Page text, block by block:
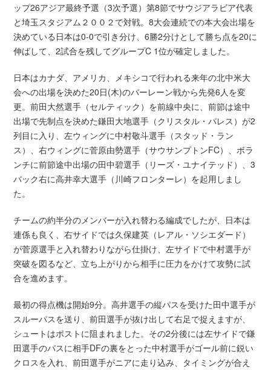
ップ26アジア最終予選（3次予選）第8節でサウジアラビア代表
と埼玉スタジアム２００２で対戦。8大会連続での本大会出場を
決めている日本は0-0で引き分け、6勝2分けとして勝ち点を20に
伸ばして、2試合を残してグループC 1位が確定しました。
日本はカナダ、アメリカ、メキシコで行われる来年の北中米大
会への出場を決めた20日(木)のバーレーン戦から先発6人を変
更。前田大然選手（セルティック）を前線中央に、前節は途中
出場で先制点を決めた鎌田大地選手（クリスタル・パレス）が2
列目に入り、左ウィングに中村敬斗選手（スタッド・ラン
ス）、右ウィングに菅原由勢選手（サウサンプトンFC）、ボラ
ンチに前節途中出場の田中碧選手（リーズ・ユナイテッド）、3
バック右に高井幸大選手（川崎フロンターレ）を起用しまし
た。
チームの約半分のメンバーが入れ替わる編成でしたが、日本は
連係も良く、右サイドでは久保建英（レアル・ソシエダード）
が菅原選手と入れ替わりながら仕掛け、左サイドで中村選手が
突破を図るなど、立ち上がりから相手に圧力をかけて攻勢に試
合を進めます。
最初の得点機は開始9分。高井選手の縦パスを受けた田中選手が
スルーパスを送り、前田選手が抜け出して右足で捉えますが、
シュートはポストに阻まれました。その2分後には左サイドで鎌
田選手のパスに相手DFの裏をとった中村選手がゴール前に鋭い
クロスを入れ、前田選手がニアに走り込み、タイミングが合え